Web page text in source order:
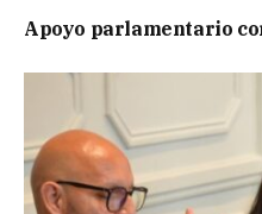
Apoyo parlamentario